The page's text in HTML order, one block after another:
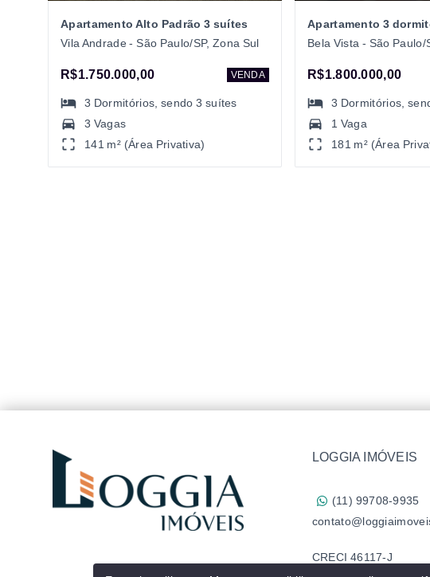
Apartamento Alto Padrão 3 suítes
Vila Andrade - São Paulo/SP, Zona Sul
R$1.750.000,00 VENDA
3 Dormitórios , sendo3 suítes
3 Vagas
141 m² (Área Privativa)
Bela Vista - São Paulo/
R$1.800.000,00
3 Dormitórios ,
1 Vaga
181 m² (Área
LOGGIA IMÓVEIS
(11) 99708-9935
CRECI 46117-J